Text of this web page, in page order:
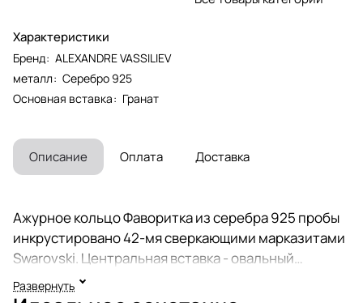
Характеристики
Бренд: ALEXANDRE VASSILIEV
металл: Серебро 925
Основная вставка: Гранат
Описание Оплата Доставка
Ажурное кольцо Фаворитка из серебра 925 пробы
инкрустировано 42-мя сверкающими марказитами
Swarovski. Центральная вставка - овальный
натуральный гранат (Индия), 5 х 7 мм. Коллекция
ювелирных украшений Вечные ценности историка
Развернуть